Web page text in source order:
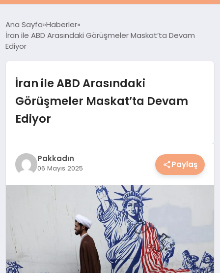
KADIN
SPOR & FITNESS
YEMEK
HESAPLAMALAR
Ana Sayfa Haberler
İran ile ABD Arasındaki Görüşmeler Maskat’ta Devam
Ediyor
İran ile ABD Arasındaki
Görüşmeler Maskat’ta Devam
Ediyor
Pakkadın
06 Mayıs 2025 Paylaş